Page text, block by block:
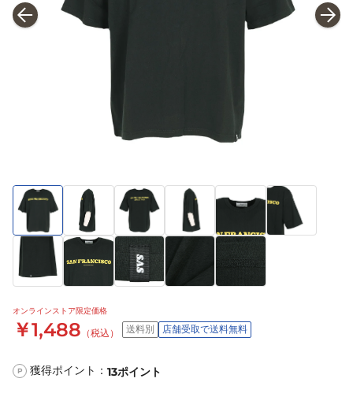
オンラインストア限定価格
￥1,488 （税込） 送料別 店舗受取で送料無料
P 獲得ポイント： 13ポイント